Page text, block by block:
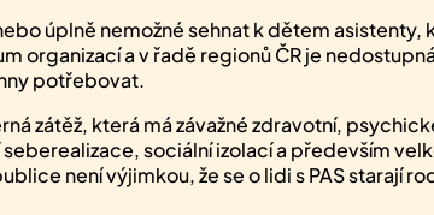
úplně nemožné sehnat k dětem
organizací a v řadě regionů ČR je
potřebovat.
zátěž, která má závažné zdravotní,
sociální izolací a především
není výjimkou, že se o lidi s PAS starají